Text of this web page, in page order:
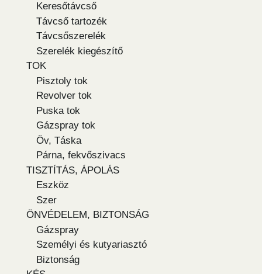
Keresőtávcső
Távcső tartozék
Távcsőszerelék
Szerelék kiegészítő
TOK
Pisztoly tok
Revolver tok
Puska tok
Gázspray tok
Öv, Táska
Párna, fekvőszivacs
TISZTÍTÁS, ÁPOLÁS
Eszköz
Szer
ÖNVÉDELEM, BIZTONSÁG
Gázspray
Személyi és kutyariasztó
Biztonság